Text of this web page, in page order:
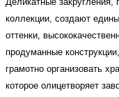
коллекции, создают
оттенки,
продуманные
грамотно организовать
которое олицетворяет